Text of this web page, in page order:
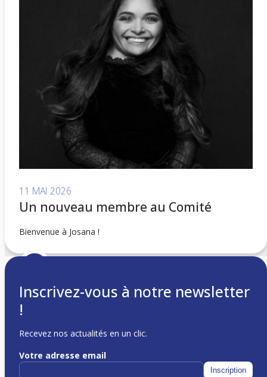
11 MAI 2026
Un nouveau membre au Comité
Bienvenue à Josana !
Inscrivez-vous à notre newsletter
!
Recevez nos actualités en un clic.
Votre adresse email
Inscription
c/o Matteo Inaudi